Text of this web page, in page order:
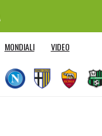
MONDIALI VIDEO